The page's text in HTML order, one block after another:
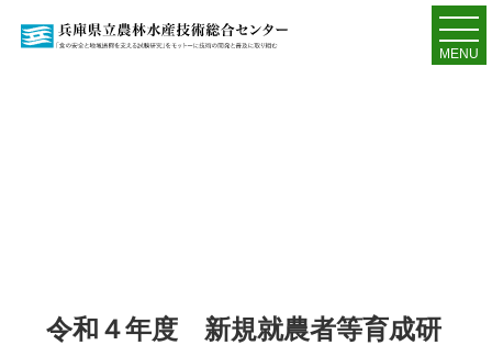
MENU
令和４年度 新規就農者等育成研